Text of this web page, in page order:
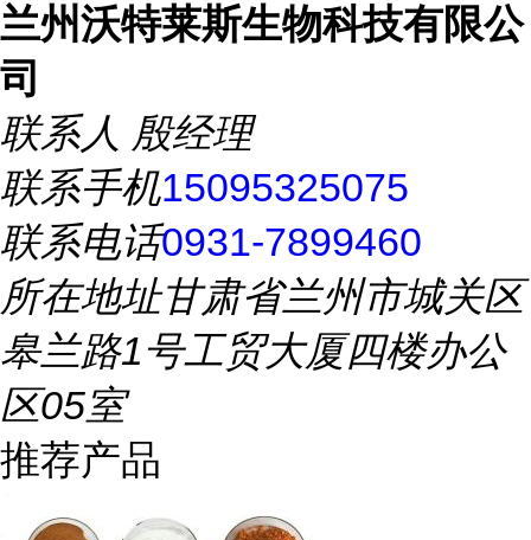
兰州沃特莱斯生物科技有限公
司
联系人 殷经理
联系手机15095325075
联系电话0931-7899460
所在地址甘肃省兰州市城关区
皋兰路1号工贸大厦四楼办公
区05室
推荐产品